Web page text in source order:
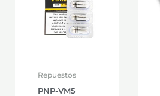
Repuestos
PNP-VM5